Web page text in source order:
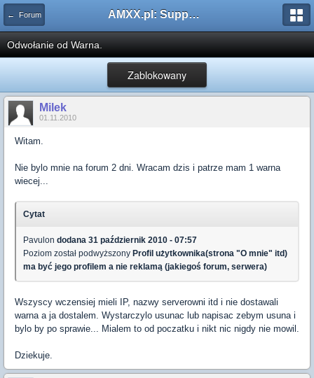
← Forum AMXX.pl: Support AMX Mod X i SourceMod
Odwołanie od Warna.
Zablokowany
Milek
01.11.2010
Witam.
Nie bylo mnie na forum 2 dni. Wracam dzis i patrze mam 1 warna
wiecej...
Cytat
Pavulon dodana 31 październik 2010 - 07:57
Poziom został podwyższony Profil użytkownika(strona "O mnie" itd)
ma być jego profilem a nie reklamą (jakiegoś forum, serwera)
Wszyscy wczensiej mieli IP, nazwy serverowni itd i nie dostawali
warna a ja dostalem. Wystarczylo usunac lub napisac zebym usuna i
bylo by po sprawie... Mialem to od poczatku i nikt nic nigdy nie mowil.
Dziekuje.